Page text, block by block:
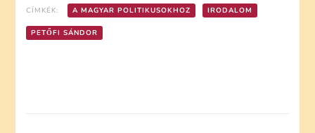
CÍMKÉK: A MAGYAR POLITIKUSOKHOZ IRODALOM
PETŐFI SÁNDOR